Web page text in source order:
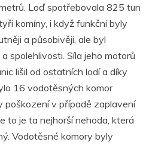
Loď spotřebovala 825 tun
komíny, i když funkční byly
a působivěji, ale byl
spolehlivosti. Síla jeho motorů
lišil od ostatních lodí a díky
16 vodotěsných komor
poškození v případě zaplavení
to je ta nejhorší nehoda, která
Vodotěsné komory byly